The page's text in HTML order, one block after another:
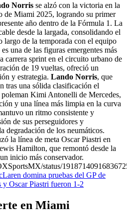
Norris se alzó con la victoria en la
de Miami 2025, logrando su primer
año dentro de la Fórmula 1. La
desde la largada, consolidando el
largo de la temporada con el equipo
una de las figuras emergentes más
carrera sprint en el circuito urbano de
de 19 vueltas, ofreció un
y estrategia. Lando Norris, que
tras una sólida clasificación el
Kimi Antonelli de Mercedes,
y una línea más limpia en la curva
un ritmo consistente y
de sus perseguidores y
degradación de los neumáticos.
la línea de meta Oscar Piastri en
Hamilton, que remontó desde la
inicio más conservador.
status/
domina pruebas del GP de
Oscar Piastri fueron 1-2
en Miami